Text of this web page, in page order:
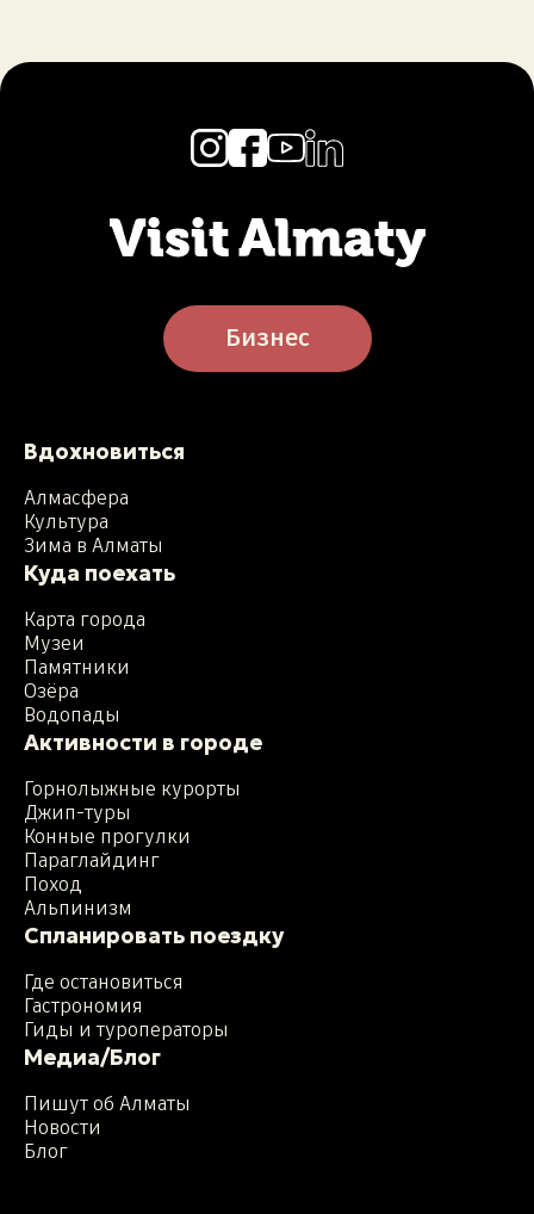
Бизнес
Вдохновиться
Алмасфера
Культура
Зима в Алматы
Куда поехать
Карта города
Музеи
Памятники
Озёра
Водопады
Активности в городе
Горнолыжные курорты
Джип-туры
Конные прогулки
Параглайдинг
Поход
Альпинизм
Спланировать поездку
Где остановиться
Гастрономия
Гиды и туроператоры
Медиа/Блог
Пишут об Алматы
Новости
Блог